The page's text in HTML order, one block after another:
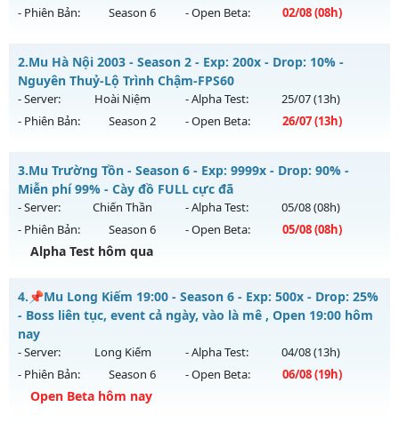
- Phiên Bản:
Season 6 - Open Beta: 02/08(08h)
__MU LÃNH CHÚA__ - CHƠI LÀ NGHIỀN
Mu mới ra tháng 08 2026 - Mở máy chủ
ngày 02/08/2626
Exp: 300x - Drop: 20%
Thể loại: Mu Nguyên bản Webzen
Antihack: GoldShield
2.Mu Hà Nội 2003 - Season 2 - Exp: 200x - Drop: 10% -
Nguyên Thuỷ-Lộ Trình Chậm-FPS60
- Server: Hoài Niệm - Alpha Test: 25/07(13h)
- Phiên Bản:
Season 2 - Open Beta: 26/07(13h)
Mu Hà Nội 2003 - Nguyên Thuỷ-Lộ Trình Chậm-FPS60
Mu mới ra tháng 07 2026 - Mở máy chủ
ngày 26/07/2626
Exp: 200x - Drop: 10%
Kiểu reset: Reset In Game
Thể loại: Mu Nguyên bản Webzen
Antihack: Chống Hack Tối Đa
3.Mu Trường Tồn - Season 6 - Exp: 9999x - Drop: 90% -
Miễn phí 99% - Cày đồ FULL cực đã
- Server: Chiến Thần - Alpha Test: 05/08(08h)
- Phiên Bản:
Season 6 - Open Beta: 05/08(08h)
Alpha Test hôm qua
Mu Trường Tồn - Miễn phí 99% - Cày đồ FULL cực đã
Mu mới ra tháng 08 2026 - Mở máy chủChiến Thầnvào 08h
ngày 05/08/2626
Exp: 9999x - Drop: 90%
4. 📌Mu Long Kiếm 19:00 - Season 6 - Exp: 500x - Drop: 25%
- Boss liên tục, event cả ngày, vào là mê , Open 19:00 hôm
nay
- Server: Long Kiếm - Alpha Test: 04/08(13h)
- Phiên Bản:
Season 6 - Open Beta: 06/08(19h)
Open Beta hôm nay